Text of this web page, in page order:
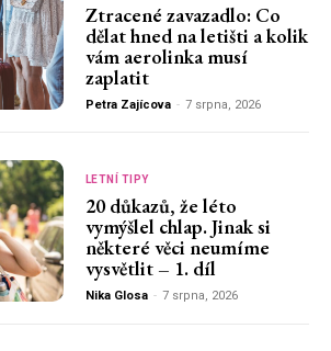
Ztracené zavazadlo: Co
dělat hned na letišti a kolik
vám aerolinka musí
zaplatit
Petra Zajícova - 7 srpna, 2026
LETNÍ TIPY
20 důkazů, že léto
vymýšlel chlap. Jinak si
některé věci neumíme
vysvětlit – 1. díl
Nika Glosa - 7 srpna, 2026